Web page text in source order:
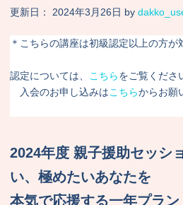
更新日： 2024年3月26日 by
＊こちらの講座は初級認定以上の方が
認定については、 こちらをご覧くださ
入会のお申し込みはこちらからお願
2024年度 親子援助セッシ
い、極めたいあなたを
本気で応援する一年プラン